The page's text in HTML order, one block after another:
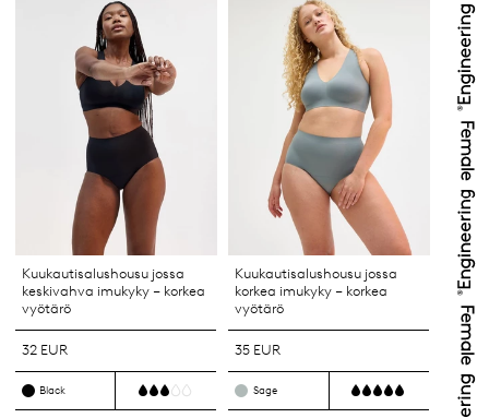
Kuukautisalushousu jossa
keskivahva imukyky – korkea
vyötärö
32 EUR
Black
Kuukautisalushousu jossa
korkea imukyky – korkea
vyötärö
35 EUR
Sage